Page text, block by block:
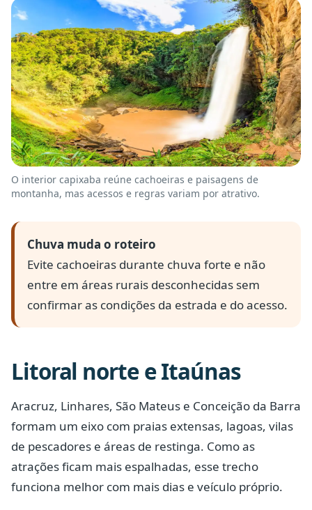
O interior capixaba reúne cachoeiras e paisagens de
montanha, mas acessos e regras variam por atrativo.
Chuva muda o roteiro
Evite cachoeiras durante chuva forte e não
entre em áreas rurais desconhecidas sem
confirmar as condições da estrada e do acesso.
Litoral norte e Itaúnas
Aracruz, Linhares, São Mateus e Conceição da Barra
formam um eixo com praias extensas, lagoas, vilas
de pescadores e áreas de restinga. Como as
atrações ficam mais espalhadas, esse trecho
funciona melhor com mais dias e veículo próprio.